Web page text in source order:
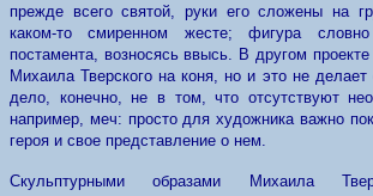
прежде всего святой, руки его сложены на
каком-то смиренном жесте; фигура
постамента, возносясь ввысь. В другом
Михаила Тверского на коня, но и это не
дело, конечно, не в том, что отсутствуют
например, меч: просто для художника важно
героя и свое представление о нем.
Скульптурными образами Михаила